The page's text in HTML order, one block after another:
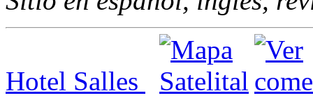
Hotel Salles